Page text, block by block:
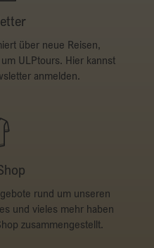
über neue Reisen,
ULPtours. Hier kannst
anmelden.
rund um unseren
und vieles mehr haben
zusammengestellt.